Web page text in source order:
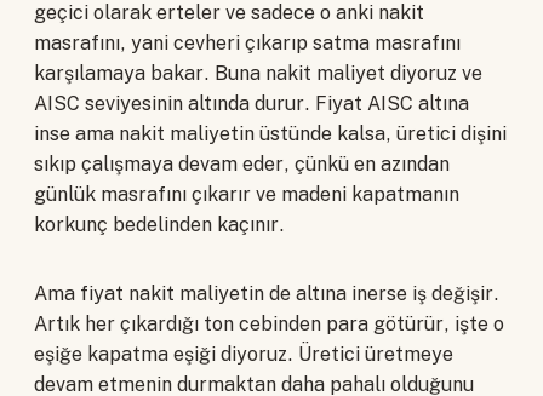
geçici olarak erteler ve sadece o anki nakit
masrafını, yani cevheri çıkarıp satma masrafını
karşılamaya bakar. Buna nakit maliyet diyoruz ve
AISC seviyesinin altında durur. Fiyat AISC altına
inse ama nakit maliyetin üstünde kalsa, üretici dişini
sıkıp çalışmaya devam eder, çünkü en azından
günlük masrafını çıkarır ve madeni kapatmanın
korkunç bedelinden kaçınır.
Ama fiyat nakit maliyetin de altına inerse iş değişir.
Artık her çıkardığı ton cebinden para götürür, işte o
eşiğe kapatma eşiği diyoruz. Üretici üretmeye
devam etmenin durmaktan daha pahalı olduğunu